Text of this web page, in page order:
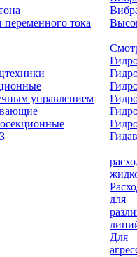
тока
управлением
для
Для